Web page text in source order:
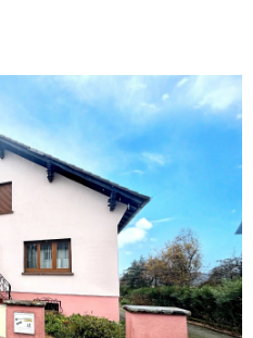
CONTACT
BIEN
SUPPLÉMENTAIRES
Parking